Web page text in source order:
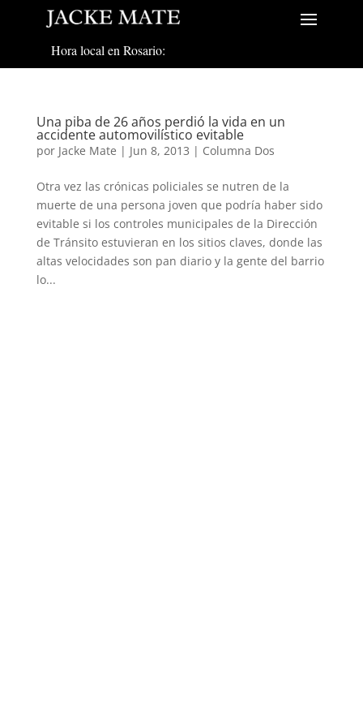
Hora local en Rosario:
Una piba de 26 años perdió la vida en un
accidente automovilístico evitable
por Jacke Mate | Jun 8, 2013 | Columna Dos
Otra vez las crónicas policiales se nutren de la
muerte de una persona joven que podría haber sido
evitable si los controles municipales de la Dirección
de Tránsito estuvieran en los sitios claves, donde las
altas velocidades son pan diario y la gente del barrio
lo...